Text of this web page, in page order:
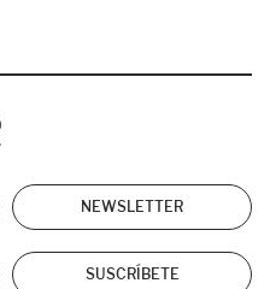
NEWSLETTER
SUSCRÍBETE